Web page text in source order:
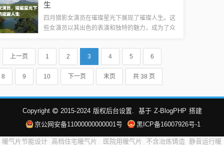
生
四月猎影女演员在璀璨星光下展现了璀璨人生。这
些女演员以其出色的表演和独特的魅力，成为了众
得了观众的喜爱和认可。这些女演员用自己的才华
和努力，书写了自己的璀璨人生。四月猎影的...
上一页 1 2 3 4 5 6
8 9 10 下一页 末页 共 38 页
Copyright 2015-2024 版权后台设置. 基于 Z-BlogPHP 搭建
京公网安备11000000000001号
黑ICP备16007926号-1
暖气片节能设计 高档住宅暖气片 医院用暖气片 不含冶炼铸造 静音运行暖